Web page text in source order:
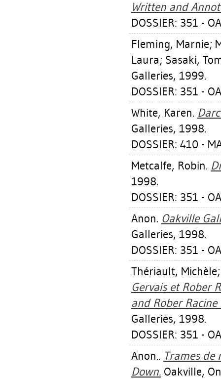
Written and
DOSSIER: 351 -
Fleming, Marnie;
Laura; Sasaki,
Galleries, 1999.
DOSSIER: 351 -
White, Karen.
Galleries, 1998.
DOSSIER: 410 -
Metcalfe, Robin.
1998.
DOSSIER: 351 -
Anon. Oakville
Galleries, 1998.
DOSSIER: 351 -
Thériault, Michèle
Gervais et Rober
and Rober Racine
Galleries, 1998.
DOSSIER: 351 -
Anon.. Trames
Down. Oakville,